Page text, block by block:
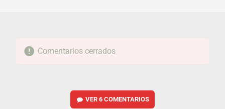
Comentarios cerrados
VER6 COMENTARIOS